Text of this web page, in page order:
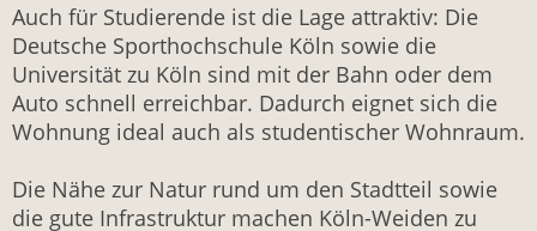
Auch für Studierende ist die Lage attraktiv: Die
Deutsche Sporthochschule Köln sowie die
Universität zu Köln sind mit der Bahn oder dem
Auto schnell erreichbar. Dadurch eignet sich die
Wohnung ideal auch als studentischer Wohnraum.
Die Nähe zur Natur rund um den Stadtteil sowie
die gute Infrastruktur machen Köln-Weiden zu